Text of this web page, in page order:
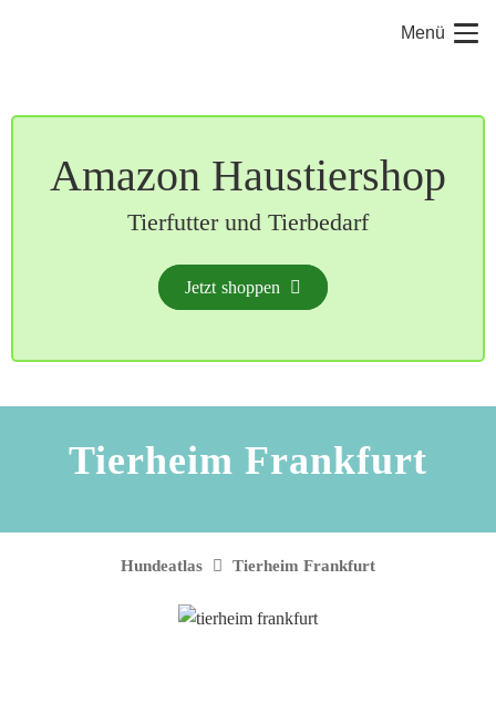
Menü
Amazon Haustiershop
Tierfutter und Tierbedarf
Jetzt shoppen
Tierheim Frankfurt
Hundeatlas Tierheim Frankfurt